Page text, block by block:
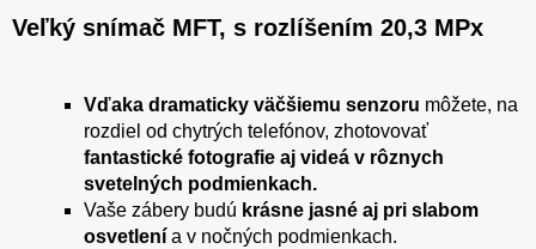
Veľký snímač MFT, s rozlíšením 20,3 MPx
Vďaka dramaticky väčšiemu senzoru môžete, na
rozdiel od chytrých telefónov, zhotovovať
fantastické fotografie aj videá v rôznych
svetelných podmienkach.
Vaše zábery budú krásne jasné aj pri slabom
osvetlení a v nočných podmienkach.